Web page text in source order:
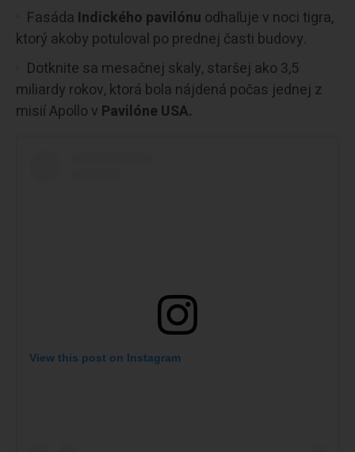
Fasáda Indického pavilónu odhaľuje v noci tigra,
ktorý akoby potuloval po prednej časti budovy.
Dotknite sa mesačnej skaly, staršej ako 3,5
miliardy rokov, ktorá bola nájdená počas jednej z
misií Apollo v Pavilóne USA.
View this post on Instagram